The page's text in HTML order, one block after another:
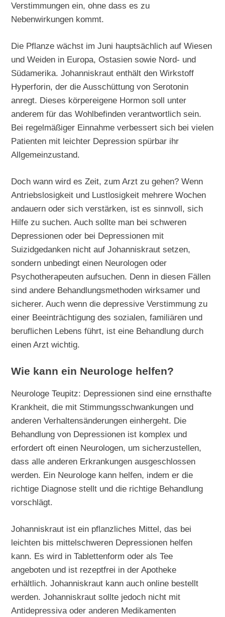
Verstimmungen ein, ohne dass es zu
Nebenwirkungen kommt.
Die Pflanze wächst im Juni hauptsächlich auf Wiesen
und Weiden in Europa, Ostasien sowie Nord- und
Südamerika. Johanniskraut enthält den Wirkstoff
Hyperforin, der die Ausschüttung von Serotonin
anregt. Dieses körpereigene Hormon soll unter
anderem für das Wohlbefinden verantwortlich sein.
Bei regelmäßiger Einnahme verbessert sich bei vielen
Patienten mit leichter Depression spürbar ihr
Allgemeinzustand.
Doch wann wird es Zeit, zum Arzt zu gehen? Wenn
Antriebslosigkeit und Lustlosigkeit mehrere Wochen
andauern oder sich verstärken, ist es sinnvoll, sich
Hilfe zu suchen. Auch sollte man bei schweren
Depressionen oder bei Depressionen mit
Suizidgedanken nicht auf Johanniskraut setzen,
sondern unbedingt einen Neurologen oder
Psychotherapeuten aufsuchen. Denn in diesen Fällen
sind andere Behandlungsmethoden wirksamer und
sicherer. Auch wenn die depressive Verstimmung zu
einer Beeinträchtigung des sozialen, familiären und
beruflichen Lebens führt, ist eine Behandlung durch
einen Arzt wichtig.
Wie kann ein Neurologe helfen?
Neurologe Teupitz: Depressionen sind eine ernsthafte
Krankheit, die mit Stimmungsschwankungen und
anderen Verhaltensänderungen einhergeht. Die
Behandlung von Depressionen ist komplex und
erfordert oft einen Neurologen, um sicherzustellen,
dass alle anderen Erkrankungen ausgeschlossen
werden. Ein Neurologe kann helfen, indem er die
richtige Diagnose stellt und die richtige Behandlung
vorschlägt.
Johanniskraut ist ein pflanzliches Mittel, das bei
leichten bis mittelschweren Depressionen helfen
kann. Es wird in Tablettenform oder als Tee
angeboten und ist rezeptfrei in der Apotheke
erhältlich. Johanniskraut kann auch online bestellt
werden. Johanniskraut sollte jedoch nicht mit
Antidepressiva oder anderen Medikamenten